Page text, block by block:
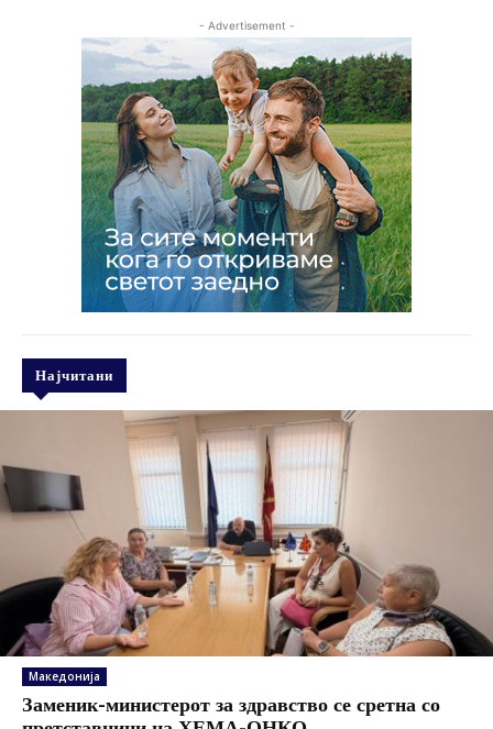
- Advertisement -
Најчитани
Македонија
Заменик-министерот за здравство се сретна со